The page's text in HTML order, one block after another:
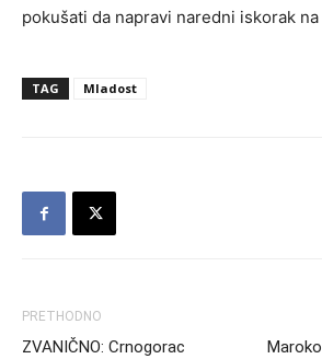
pokušati da napravi naredni iskorak
TAG Mladost
PRETHODNO
ZVANIČNO: Crnogorac